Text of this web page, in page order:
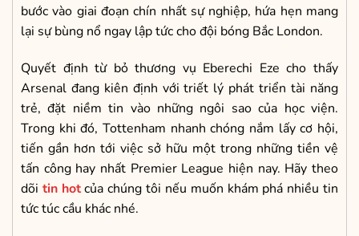
bước vào giai đoạn chín nhất sự nghiệp, hứa hẹn mang
lại sự bùng nổ ngay lập tức cho đội bóng Bắc London.
Quyết định từ bỏ thương vụ Eberechi Eze cho thấy
Arsenal đang kiên định với triết lý phát triển tài năng
trẻ, đặt niềm tin vào những ngôi sao của học viện.
Trong khi đó, Tottenham nhanh chóng nắm lấy cơ hội,
tiến gần hơn tới việc sở hữu một trong những tiền vệ
tấn công hay nhất Premier League hiện nay. Hãy theo
dõi tin hotcủa chúng tôi nếu muốn khám phá nhiều tin
tức túc cầu khác nhé.